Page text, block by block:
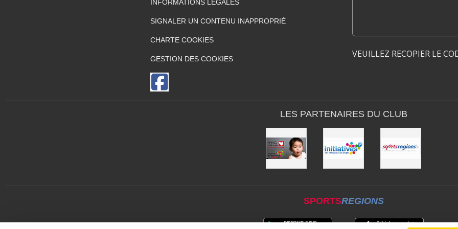
INFORMATIONS LÉGALES
SIGNALER UN CONTENU INAPPROPRIÉ
CHARTE COOKIES
GESTION DES COOKIES VEUILLEZ RECOPIER LE
LES PARTENAIRES DU CLUB
SPORTSREGIONS